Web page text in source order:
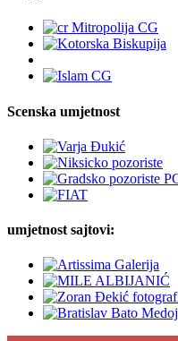
Scenska umjetnost
umjetnost sajtovi: